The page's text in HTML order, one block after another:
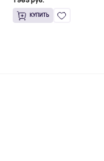
КУПИТЬ